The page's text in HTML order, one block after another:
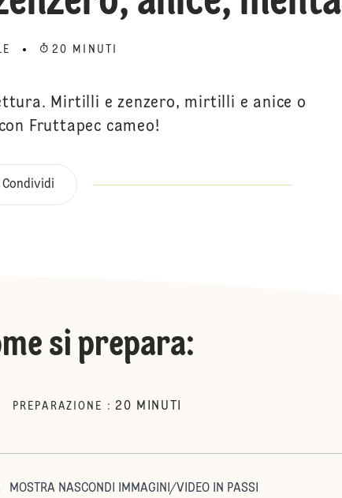
20 MINUTI
Mirtilli e zenzero, mirtilli e anice o
Fruttapec cameo!
Condividi
si prepara:
PREPARAZIONE : 20 MINUTI
MOSTRA NASCONDI IMMAGINI/VIDEO IN PASSI